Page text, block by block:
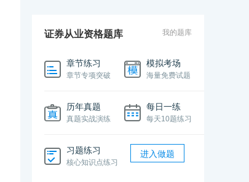
证券从业资格题库 我的题库
章节练习
章节专项突破
模拟考场
海量免费试题
历年真题
真题实战演练
每日一练
每天10题练习
习题练习
核心知识点练习
进入做题